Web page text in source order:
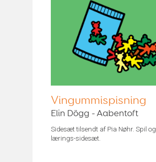
Vingummispisning
Elin Dögg - Aabentoft
Sidesæt tilsendt af Pia Nøhr. Spil og
lærings-sidesæt.